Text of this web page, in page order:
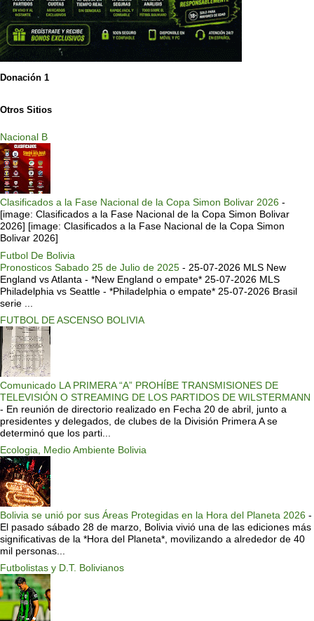
Donación 1
Otros Sitios
Nacional B
Clasificados a la Fase Nacional de la Copa Simon Bolivar 2026 -
[image: Clasificados a la Fase Nacional de la Copa Simon Bolivar
2026] [image: Clasificados a la Fase Nacional de la Copa Simon
Bolivar 2026]
Futbol De Bolivia
Pronosticos Sabado 25 de Julio de 2025 - 25-07-2026 MLS New
England vs Atlanta - *New England o empate* 25-07-2026 MLS
Philadelphia vs Seattle - *Philadelphia o empate* 25-07-2026 Brasil
serie ...
FUTBOL DE ASCENSO BOLIVIA
Comunicado LA PRIMERA “A” PROHÍBE TRANSMISIONES DE
TELEVISIÓN O STREAMING DE LOS PARTIDOS DE WILSTERMANN
- En reunión de directorio realizado en Fecha 20 de abril, junto a
presidentes y delegados, de clubes de la División Primera A se
determinó que los parti...
Ecologia, Medio Ambiente Bolivia
Bolivia se unió por sus Áreas Protegidas en la Hora del Planeta 2026 -
El pasado sábado 28 de marzo, Bolivia vivió una de las ediciones más
significativas de la *Hora del Planeta*, movilizando a alrededor de 40
mil personas...
Futbolistas y D.T. Bolivianos